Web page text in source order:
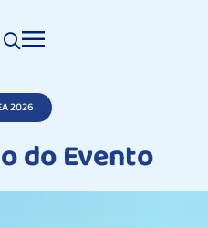
2026
do Evento